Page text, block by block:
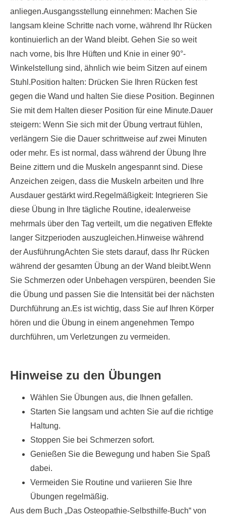
anliegen.Ausgangsstellung einnehmen: Machen Sie
langsam kleine Schritte nach vorne, während Ihr Rücken
kontinuierlich an der Wand bleibt. Gehen Sie so weit
nach vorne, bis Ihre Hüften und Knie in einer 90°-
Winkelstellung sind, ähnlich wie beim Sitzen auf einem
Stuhl.Position halten: Drücken Sie Ihren Rücken fest
gegen die Wand und halten Sie diese Position. Beginnen
Sie mit dem Halten dieser Position für eine Minute.Dauer
steigern: Wenn Sie sich mit der Übung vertraut fühlen,
verlängern Sie die Dauer schrittweise auf zwei Minuten
oder mehr. Es ist normal, dass während der Übung Ihre
Beine zittern und die Muskeln angespannt sind. Diese
Anzeichen zeigen, dass die Muskeln arbeiten und Ihre
Ausdauer gestärkt wird.Regelmäßigkeit: Integrieren Sie
diese Übung in Ihre tägliche Routine, idealerweise
mehrmals über den Tag verteilt, um die negativen Effekte
langer Sitzperioden auszugleichen.Hinweise während
der AusführungAchten Sie stets darauf, dass Ihr Rücken
während der gesamten Übung an der Wand bleibt.Wenn
Sie Schmerzen oder Unbehagen verspüren, beenden Sie
die Übung und passen Sie die Intensität bei der nächsten
Durchführung an.Es ist wichtig, dass Sie auf Ihren Körper
hören und die Übung in einem angenehmen Tempo
durchführen, um Verletzungen zu vermeiden.
Hinweise zu den Übungen
Wählen Sie Übungen aus, die Ihnen gefallen.
Starten Sie langsam und achten Sie auf die richtige
Haltung.
Stoppen Sie bei Schmerzen sofort.
Genießen Sie die Bewegung und haben Sie Spaß
dabei.
Vermeiden Sie Routine und variieren Sie Ihre
Übungen regelmäßig.
Aus dem Buch „Das Osteopathie-Selbsthilfe-Buch“ von